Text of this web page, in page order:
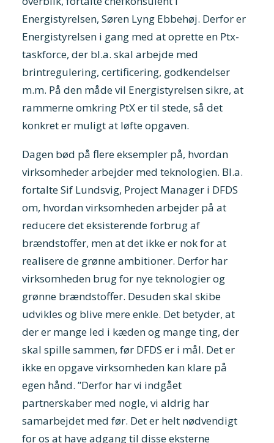
Energistyrelsen, Søren Lyng Ebbehøj. Derfor er
Energistyrelsen i gang med at oprette en Ptx-
taskforce, der bl.a. skal arbejde med
brintregulering, certificering, godkendelser
m.m. På den måde vil Energistyrelsen sikre, at
rammerne omkring PtX er til stede, så det
konkret er muligt at løfte opgaven.
Dagen bød på flere eksempler på, hvordan
virksomheder arbejder med teknologien. Bl.a.
fortalte Sif Lundsvig, Project Manager i DFDS
om, hvordan virksomheden arbejder på at
reducere det eksisterende forbrug af
brændstoffer, men at det ikke er nok for at
realisere de grønne ambitioner. Derfor har
virksomheden brug for nye teknologier og
grønne brændstoffer. Desuden skal skibe
udvikles og blive mere enkle. Det betyder, at
der er mange led i kæden og mange ting, der
skal spille sammen, før DFDS er i mål. Det er
ikke en opgave virksomheden kan klare på
egen hånd. ”Derfor har vi indgået
partnerskaber med nogle, vi aldrig har
samarbejdet med før. Det er helt nødvendigt
for os at have adgang til disse eksterne